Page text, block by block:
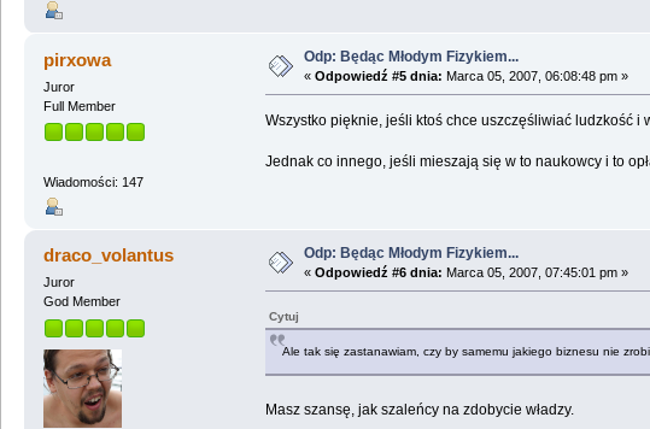
pirxowa
Juror
Full Member
Wiadomości: 147
Odp: Będąc Młodym Fizykiem...
« Odpowiedź #5 dnia: Marca 05, 2007, 06:08:48 pm »
Wszystko pięknie, jeśli ktoś chce uszczęśliwiać ludzkość i
Jednak co innego, jeśli mieszają się w to naukowcy i to
draco_volantus
Juror
God Member
Odp: Będąc Młodym Fizykiem...
« Odpowiedź #6 dnia: Marca 05, 2007, 07:45:01 pm »
Cytuj
Ale tak się zastanawiam, czy by samemu jakiego biznesu nie
Masz szansę, jak szaleńcy na zdobycie władzy.